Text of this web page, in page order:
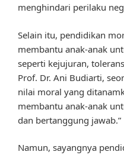
menghindari perilaku
Selain itu, pendidikan
membantu anak-anak
seperti kejujuran,
Prof. Dr. Ani Budiarti,
nilai moral yang
membantu anak-anak
dan bertanggung jawab.”
Namun, sayangnya